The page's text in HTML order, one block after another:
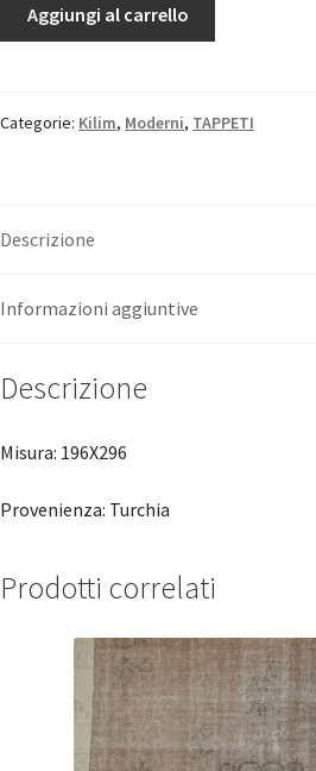
Kilim
Aggiungi al carrello
Categorie: Kilim, Moderni, TAPPETI
Descrizione
Informazioni aggiuntive
Descrizione
Misura: 196X296
Provenienza: Turchia
Prodotti correlati